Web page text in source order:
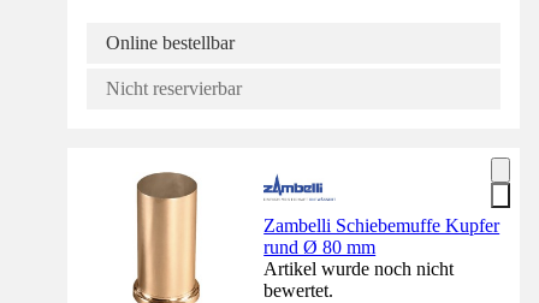
Online bestellbar
Nicht reservierbar
Zambelli Schiebemuffe Kupfer
rund Ø 80 mm
Artikel wurde noch nicht
bewertet.